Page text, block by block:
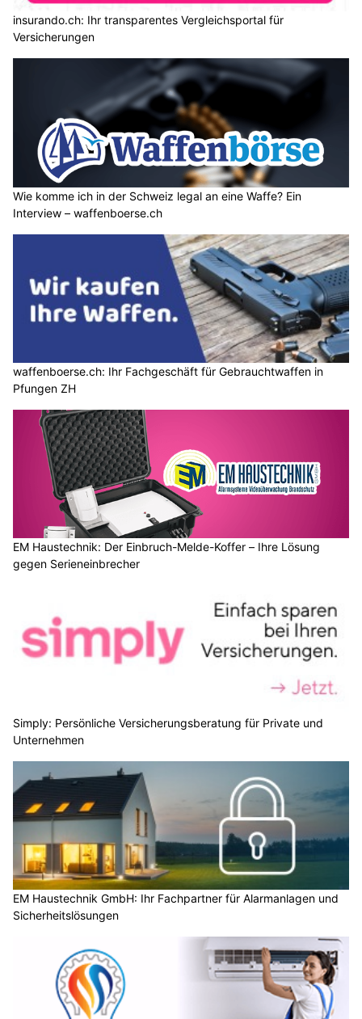
insurando.ch: Ihr transparentes Vergleichsportal für
Versicherungen
Wie komme ich in der Schweiz legal an eine Waffe? Ein
Interview – waffenboerse.ch
waffenboerse.ch: Ihr Fachgeschäft für Gebrauchtwaffen in
Pfungen ZH
EM Haustechnik: Der Einbruch-Melde-Koffer – Ihre Lösung
gegen Serieneinbrecher
Simply: Persönliche Versicherungsberatung für Private und
Unternehmen
EM Haustechnik GmbH: Ihr Fachpartner für Alarmanlagen und
Sicherheitslösungen